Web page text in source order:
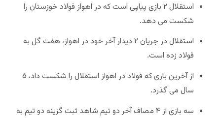
استقلال ۲ بازی پیاپی است که در اهواز فولاد خوزستان را
شکست می دهد.
استقلال در جریان ۲ دیدار آخر خود در اهواز، هفت گل به
فولاد زده است.
از آخرین باری که فولاد در اهواز استقلال را شکست داد، ۵
سال می گذرد.
سه بازی از ۴ مصاف آخر دو تیم شاهد ثبت گزینه دو تیم به